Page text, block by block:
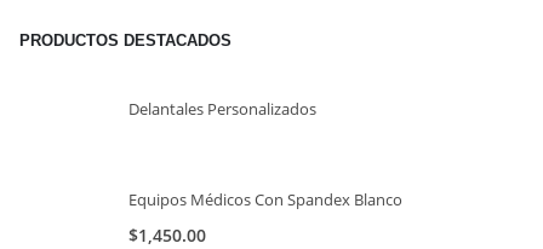
PRODUCTOS DESTACADOS
Delantales Personalizados
Equipos Médicos Con Spandex Blanco
$1,450.00